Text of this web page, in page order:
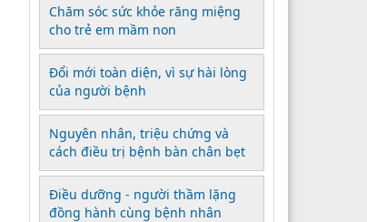
Chăm sóc sức khỏe răng miệng
cho trẻ em mầm non
Đổi mới toàn diện, vì sự hài lòng
của người bệnh
Nguyên nhân, triệu chứng và
cách điều trị bệnh bàn chân bẹt
Điều dưỡng - người thầm lặng
đồng hành cùng bệnh nhân